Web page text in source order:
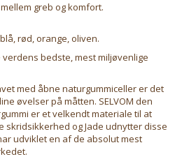
greb og komfort.
rød, orange, oliven.
verdens bedste, mest miljøvenlige
med åbne naturgummiceller er det
øvelser på måtten. SELVOM den
er et velkendt materiale til at
skridsikkerhed og Jade udnytter disse
udviklet en af de absolut mest